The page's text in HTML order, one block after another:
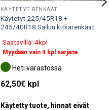
KÄYTETYT RENKAAT
Käytetyt 225/45R18 +
245/40R18 Sailun kitkarenkaat
Saatavilla: 4kpl
Myydään vain 4 kpl sarjana
Heti varastossa
62,50€kpl
Käytetty tuote, hinnat eivät